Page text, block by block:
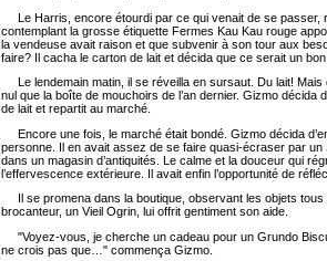
Le Harris, encore étourdi par ce qui venait de se passer,
contemplant la grosse étiquette Fermes Kau Kau rouge
la vendeuse avait raison et que subvenir à son tour aux
faire? Il cacha le carton de lait et décida que ce serait un bon
Le lendemain matin, il se réveilla en sursaut. Du lait! Mais
nul que la boîte de mouchoirs de l’an dernier. Gizmo
de lait et repartit au marché.
Encore une fois, le marché était bondé. Gizmo décida
personne. Il en avait assez de se faire quasi-écraser par
dans un magasin d’antiquités. Le calme et la douceur qui
l’effervescence extérieure. Il avait enfin l’opportunité de
Il se promena dans la boutique, observant les objets
brocanteur, un Vieil Ogrin, lui offrit gentiment son aide.
"Voyez-vous, je cherche un cadeau pour un Grundo
ne crois pas que…" commença Gizmo.